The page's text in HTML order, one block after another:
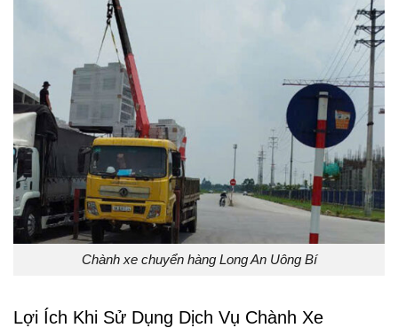
Chành xe chuyển hàng Long An Uông Bí
Lợi Ích Khi Sử Dụng Dịch Vụ Chành Xe